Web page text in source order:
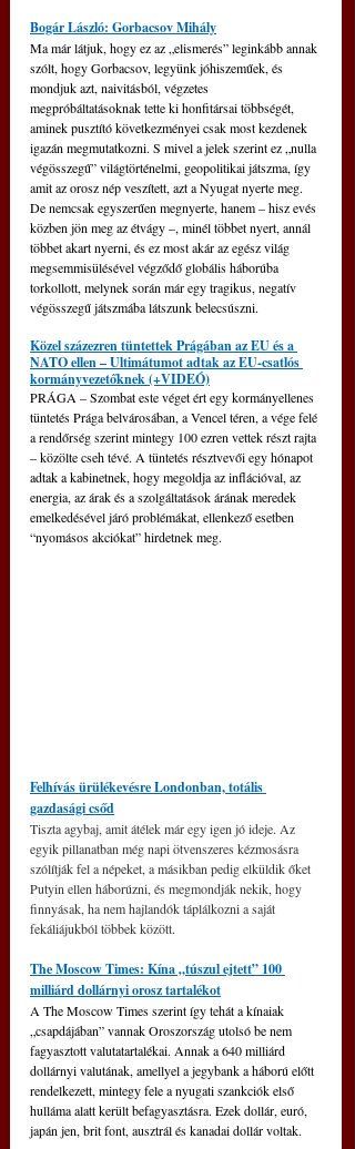
Bogár László: Gorbacsov Mihály
Ma már látjuk, hogy ez az „elismerés” leginkább annak
szólt, hogy Gorbacsov, legyünk jóhiszeműek, és
mondjuk azt, naivitásból, végzetes
megpróbáltatásoknak tette ki honfitársai többségét,
aminek pusztító következményei csak most kezdenek
igazán megmutatkozni. S mivel a jelek szerint ez „nulla
végösszegű” világtörténelmi, geopolitikai játszma, így
amit az orosz nép veszített, azt a Nyugat nyerte meg.
De nemcsak egyszerűen megnyerte, hanem – hisz evés
közben jön meg az étvágy –, minél többet nyert, annál
többet akart nyerni, és ez most akár az egész világ
megsemmisülésével végződő globális háborúba
torkollott, melynek során már egy tragikus, negatív
végösszegű játszmába látszunk belecsúszni.
Közel százezren tüntettek Prágában az EU és a
NATO ellen – Ultimátumot adtak az EU-csatlós
kormányvezetőknek (+VIDEÓ)
PRÁGA – Szombat este véget ért egy kormányellenes
tüntetés Prága belvárosában, a Vencel téren, a vége felé
a rendőrség szerint mintegy 100 ezren vettek részt rajta
– közölte cseh tévé. A tüntetés résztvevői egy hónapot
adtak a kabinetnek, hogy megoldja az inflációval, az
energia, az árak és a szolgáltatások árának meredek
emelkedésével járó problémákat, ellenkező esetben
“nyomásos akciókat” hirdetnek meg.
Felhívás ürülékevésre Londonban, totális
gazdasági csőd
Tiszta agybaj, amit átélek már egy igen jó ideje. Az
egyik pillanatban még napi ötvenszeres kézmosásra
szólítják fel a népeket, a másikban pedig elküldik őket
Putyin ellen háborúzni, és megmondják nekik, hogy
finnyásak, ha nem hajlandók táplálkozni a saját
fekáliájukból többek között.
The Moscow Times: Kína „túszul ejtett” 100
milliárd dollárnyi orosz tartalékot
A The Moscow Times szerint így tehát a kínaiak
„csapdájában” vannak Oroszország utolsó be nem
fagyasztott valutatartalékai. Annak a 640 milliárd
dollárnyi valutának, amellyel a jegybank a háború előtt
rendelkezett, mintegy fele a nyugati szankciók első
hulláma alatt került befagyasztásra. Ezek dollár, euró,
japán jen, brit font, ausztrál és kanadai dollár voltak.